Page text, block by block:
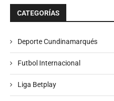
CATEGORÍAS
Deporte Cundinamarqués
Futbol Internacional
Liga Betplay